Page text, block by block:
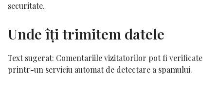
securitate.
Unde îți trimitem datele
Text sugerat: Comentariile vizitatorilor pot fi verificate
printr-un serviciu automat de detectare a spamului.